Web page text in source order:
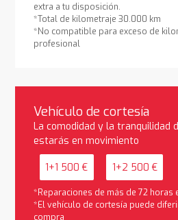
extra a tu disposición.
*Total de kilometraje 30.000 km
*No compatible para exceso de
profesional
Vehículo de cortesía
La comodidad y la tranquilidad
estarás en movimiento
1+1 500 € 1+2 500 €
*Reparaciones de más de 72 horas
*El vehículo de cortesía puede
compra